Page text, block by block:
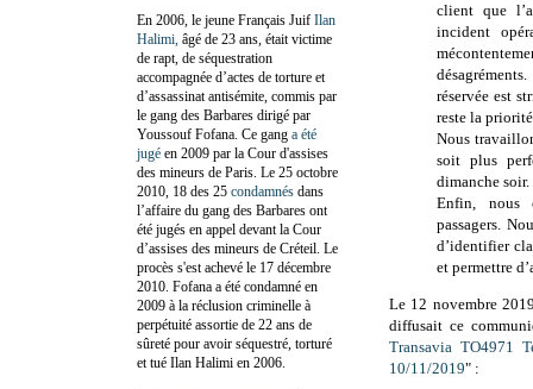
client que
incident
réservée est
reste la
Nous
soit plus
dimanche soir.
Enfin, nous
passagers.
d’identifier
et permettre
Le 12 novembre
diffusait ce
Transavia TO4971
10/11/2019" :
En 2006, le jeune Français Juif Ilan
Halimi, âgé de 23 ans, était victime
de rapt, de séquestration
accompagnée d’actes de torture et
d’assassinat antisémite, commis par
le gang des Barbares dirigé par
Youssouf Fofana. Ce gang a été
jugé en 2009 par la Cour d'assises
des mineurs de Paris. Le 25 octobre
2010, 18 des 25 condamnés dans
l’affaire du gang des Barbares ont
été jugés en appel devant la Cour
d’assises des mineurs de Créteil. Le
procès s'est achevé le 17 décembre
2010. Fofana a été condamné en
2009 à la réclusion criminelle à
perpétuité assortie de 22 ans de
sûreté pour avoir séquestré, torturé
et tué Ilan Halimi en 2006.